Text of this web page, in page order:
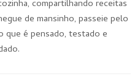
compartilhando receitas
de mansinho, passeie pelo
é pensado, testado e